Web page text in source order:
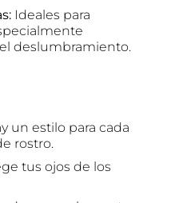
Ideales para
deslumbramiento.
un estilo para cada
rostro.
tus ojos de los